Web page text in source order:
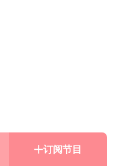
订阅节目